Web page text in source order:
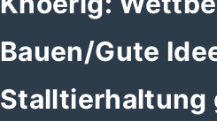
Bauen/Gute
Stalltierhaltung